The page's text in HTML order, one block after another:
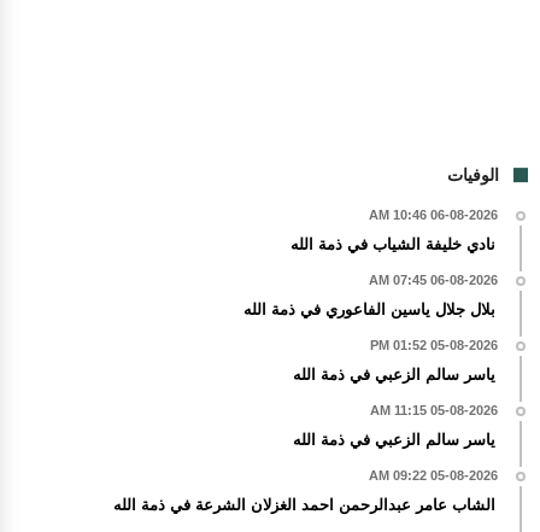
الوفيات
06-08-2026 10:46 AM
نادي خليفة الشياب في ذمة الله
06-08-2026 07:45 AM
بلال جلال ياسين الفاعوري في ذمة الله
05-08-2026 01:52 PM
ياسر سالم الزعبي في ذمة الله
05-08-2026 11:15 AM
ياسر سالم الزعبي في ذمة الله
05-08-2026 09:22 AM
الشاب عامر عبدالرحمن احمد الغزلان الشرعة في ذمة الله